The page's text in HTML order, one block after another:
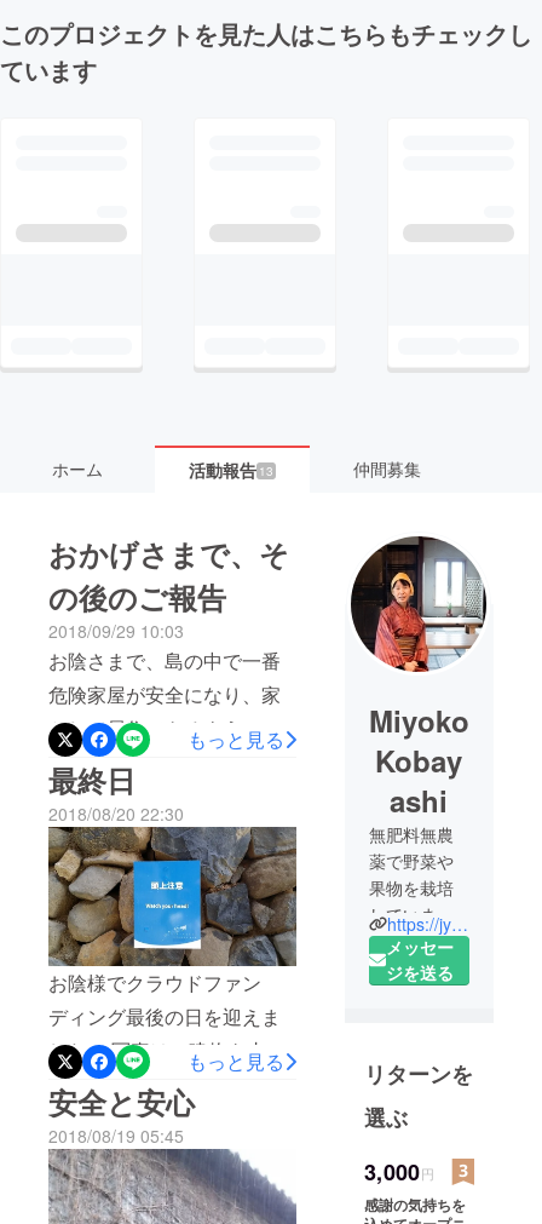
このプロジェクトを見た人はこちらもチェックし
ています
ホーム 活動報告 13 仲間募集
おかげさまで、そ
の後のご報告
2018/09/29 10:03
お陰さまで、島の中で一番
危険家屋が安全になり、家
として居住できるようにな
りました。 リターンも、当
日その場で引き渡しさせて
頂いたのを含め、全て発送
することができました。 島
の中での飛び火、修繕熱？
うちの工務店さんの仕事ぶ
りを買われて、近所で引き
続き古民家を修繕すること
になり、また１軒古民家が
安全に保存されます。 うち
の裏の家も修繕が始まり、
朝から金槌の音がリズムよ
い音を響かせています。 こ
ういった修繕が増えると町
もっと見る
最終日
2018/08/20 22:30
お陰様でクラウドファン
ディング最後の日を迎えま
した。 写真は、建物を支え
る肝心要の「基礎」です。
砂上の楼閣、ならぬ石上
の、なので、一番大事なと
ころを支えて頂きました。
もっと見る
安全と安心
2018/08/19 05:45
Miyoko
Kobay
ashi
無肥料無農
薬で野菜や
果物を栽培
していま
す。安全で
環境に優し
出でて若菜
つむ 我が
衣手に 雪
つ」日本の
古くからの
https://jyouko.jimdo.com/
メッセー
ジを送る
リターンを
選ぶ
3,000円
感謝の気持ちを